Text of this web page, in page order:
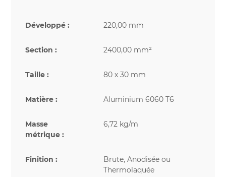
Développé : 220,00 mm
Section : 2400,00 mm²
Taille : 80 x 30 mm
Matière : Aluminium 6060 T6
Masse
métrique :
6,72 kg/m
Finition :
Brute, Anodisée ou
Thermolaquée